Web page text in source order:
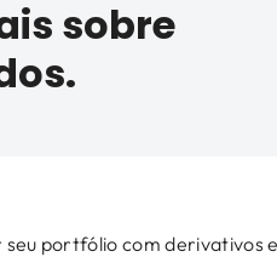
sobre
portfólio com derivativos